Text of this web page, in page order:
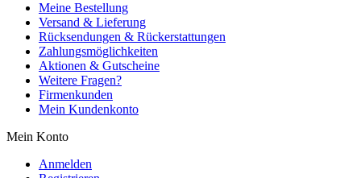
Meine Bestellung
Versand & Lieferung
Rücksendungen & Rückerstattungen
Zahlungsmöglichkeiten
Aktionen & Gutscheine
Weitere Fragen?
Firmenkunden
Mein Kundenkonto
Mein Konto
Anmelden